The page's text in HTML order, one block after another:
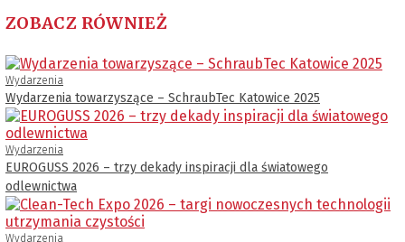
ZOBACZ RÓWNIEŻ
Wydarzenia
Wydarzenia towarzyszące – SchraubTec Katowice 2025
Wydarzenia
EUROGUSS 2026 – trzy dekady inspiracji dla światowego
odlewnictwa
Wydarzenia